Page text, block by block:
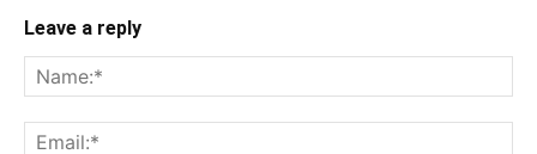
Leave a reply